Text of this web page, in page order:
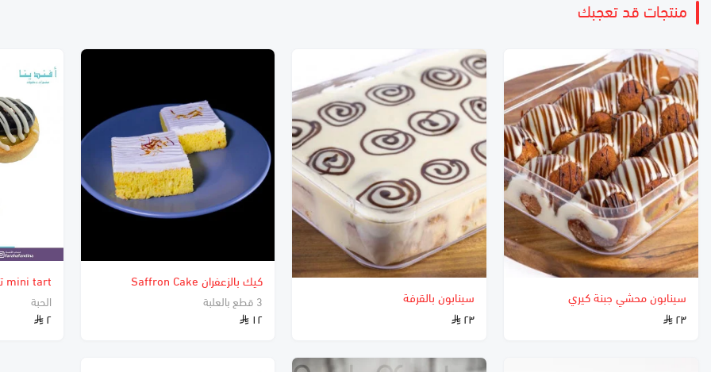
منتجات قد تعجبك
سينابون محشي جبنة كيري
٢٣
سينابون بالقرفة
٢٣
كيك بالزعفران Saffron Cake
3 قطع بالعلبة
١٢
mini tart تارت صغير فواكه
الحبة
٢